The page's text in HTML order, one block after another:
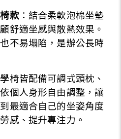
款：結合柔軟泡棉坐墊
舒適坐感與散熱效果。
不易塌陷，是辦公長時
椅皆配備可調式頭枕、
個人身形自由調整，讓
最適合自己的坐姿角度
感、提升專注力。